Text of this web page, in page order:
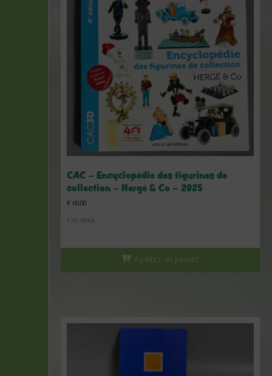
CAC – Encyclopédie des figurines de
collection – Hergé & Co – 2025
€ 60,00
1 en stock
Ajouter au panier